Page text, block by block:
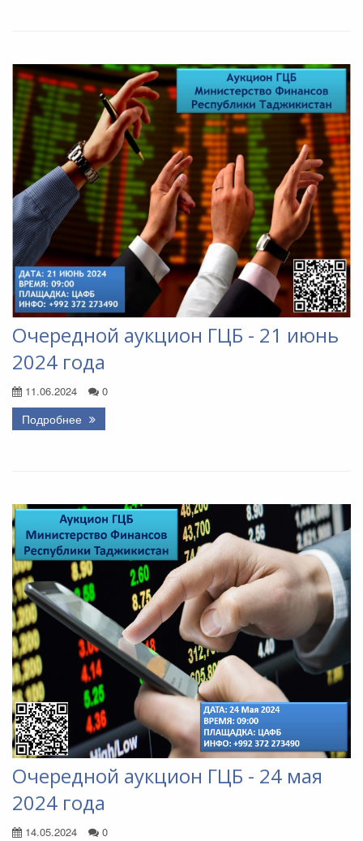
Очередной аукцион ГЦБ - 21 июнь
2024 года
11.06.2024 0
Подробнее
Очередной аукцион ГЦБ - 24 мая
2024 года
14.05.2024 0